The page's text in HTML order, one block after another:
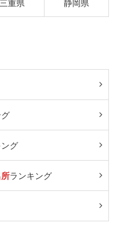
三重県 静岡県
グ
ランキング